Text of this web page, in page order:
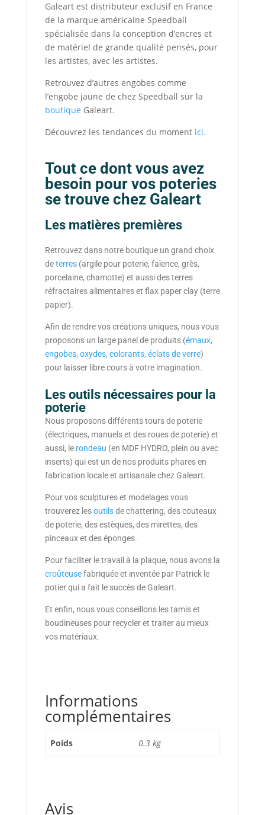
Galeart est distributeur exclusif en France
de la marque américaine Speedball
spécialisée dans la conception d’encres et
de matériel de grande qualité pensés, pour
les artistes, avec les artistes.
Retrouvez d’autres engobes comme
l’engobe jaune de chez Speedball sur la
boutique Galeart.
Découvrez les tendances du momentici.
Tout ce dont vous avez
besoin pour vos poteries
se trouve chez Galeart
Les matières premières
Retrouvez dans notre boutique un grand choix
deterres(argile pour poterie, faïence, grès,
porcelaine, chamotte) et aussi des terres
réfractaires alimentaires et flax paper clay (terre
papier).
Afin de rendre vos créations uniques, nous vous
proposons un large panel de produits (émaux,
engobes, oxydes, colorants, éclats de verre)
pour laisser libre cours à votre imagination.
Les outils nécessaires pour la
poterie
Nous proposons différents tours de poterie
(électriques, manuels et des roues de poterie) et
aussi, le rondeau (en MDF HYDRO, plein ou avec
inserts) qui est un de nos produits phares en
fabrication locale et artisanale chez Galeart.
Pour vos sculptures et modelages vous
trouverez lesoutilsde chattering, des couteaux
de poterie, des estèques, des mirettes, des
pinceaux et des éponges.
Pour faciliter le travail à la plaque, nous avons la
croûteusefabriquée et inventée par Patrick le
potier qui a fait le succès de Galeart.
Et enfin, nous vous conseillons les tamis et
boudineuses pour recycler et traiter au mieux
vos matériaux.
Informations
complémentaires
Poids 0.3 kg
Avis